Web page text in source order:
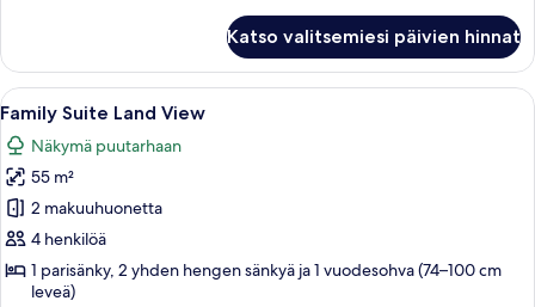
Room
Katso valitsemiesi päivien hinnat
Avaa
kaikki
huonetyypin
Family
Suite
Land
View
kuvat
Hotellihuone, jossa on työpöytä,
6
Family Suite Land View
Näkymä puutarhaan
55 m²
2 makuuhuonetta
4 henkilöä
1 parisänky, 2 yhden hengen sänkyä ja 1 vuodesohva (74–100 cm
leveä)